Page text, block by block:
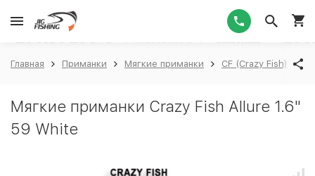
Главная Приманки Мягкие приманки CF (Crazy Fish)
Мягкие приманки Crazy Fish Allure 1.6"
59 White